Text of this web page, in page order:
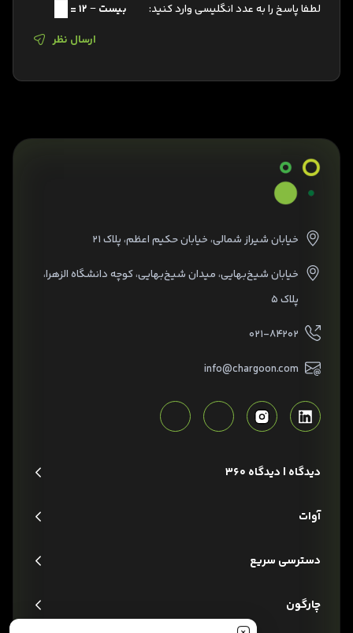
لطفا پاسخ را به عدد انگلیسی وارد کنید:
بیست − 12 =
ارسال نظر
خیابان شیراز شمالی، خیابان حکیم اعظم، پلاک ۲۱
خیابان شیخ‌بهایی، میدان شیخ‌بهایی، کوچه دانشگاه الزهرا،
پلاک ۵
۰۲۱-۸۴۲۰۲
info@chargoon.com
دیدگاه | دیدگاه 360
آوات
دسترسی سریع
چارگون